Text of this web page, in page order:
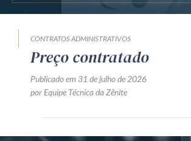
CONTRATOS ADMINISTRATIVOS
Preço contratado
Publicado em 31 de julho de 2026
por Equipe Técnica da Zênite